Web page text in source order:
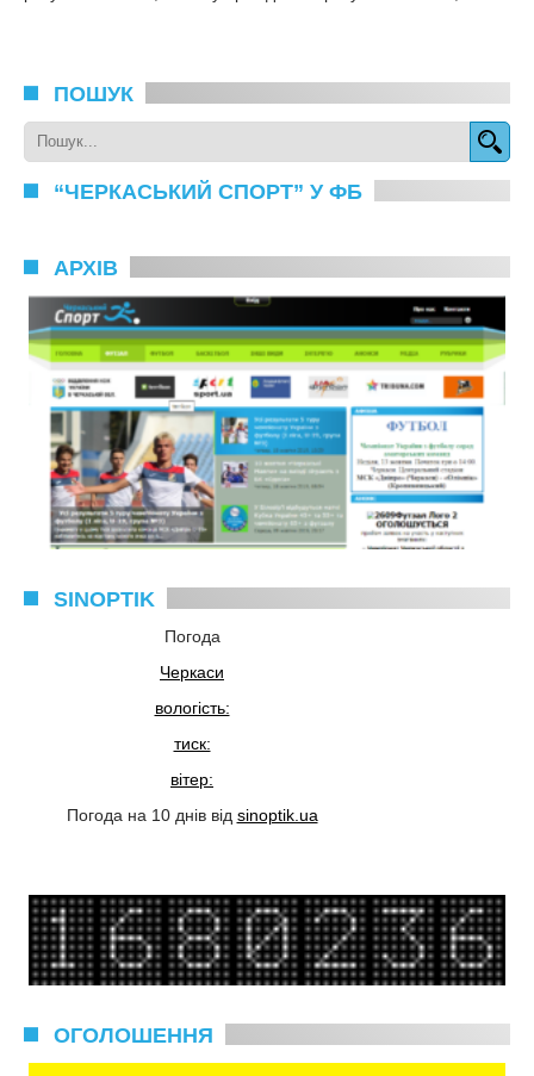
ПОШУК
“ЧЕРКАСЬКИЙ СПОРТ” У ФБ
АРХІВ
SINOPTIK
Погода
Черкаси
вологість:
тиск:
вітер:
Погода на 10 днів від sinoptik.ua
ОГОЛОШЕННЯ